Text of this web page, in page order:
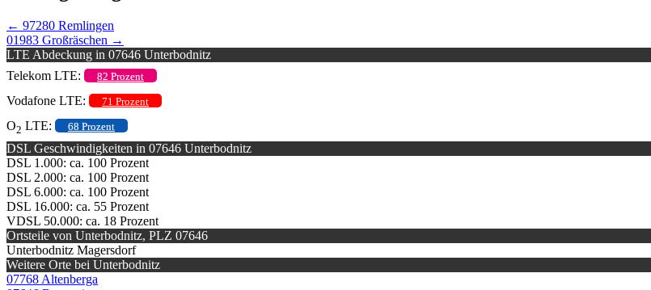
← 97280 Remlingen
01983 Großräschen →
LTE Abdeckung in 07646 Unterbodnitz
Telekom LTE:
82 Prozent
Vodafone LTE: 71 Prozent
O2 LTE: 68 Prozent
DSL Geschwindigkeiten in 07646 Unterbodnitz
DSL 1.000: ca. 100 Prozent
DSL 2.000: ca. 100 Prozent
DSL 6.000: ca. 100 Prozent
DSL 16.000: ca. 55 Prozent
VDSL 50.000: ca. 18 Prozent
Ortsteile von Unterbodnitz, PLZ 07646
Unterbodnitz Magersdorf
Weitere Orte bei Unterbodnitz
07768 Altenberga